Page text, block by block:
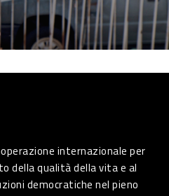
internazionale per
della qualità della vita e al
democratiche nel pieno